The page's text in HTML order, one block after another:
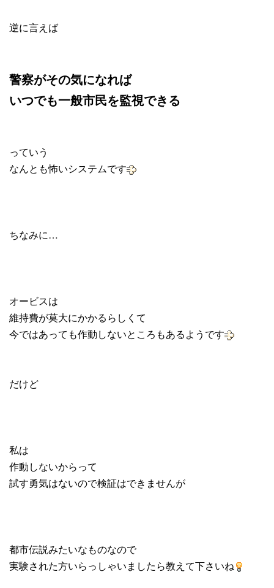
逆に言えば
警察がその気になれば
いつでも一般市民を監視できる
っていう
なんとも怖いシステムです
ちなみに…
オービスは
維持費が莫大にかかるらしくて
今ではあっても作動しないところもあるようです
だけど
私は
作動しないからって
試す勇気はないので検証はできませんが
都市伝説みたいなものなので
実験された方いらっしゃいましたら教えて下さいね